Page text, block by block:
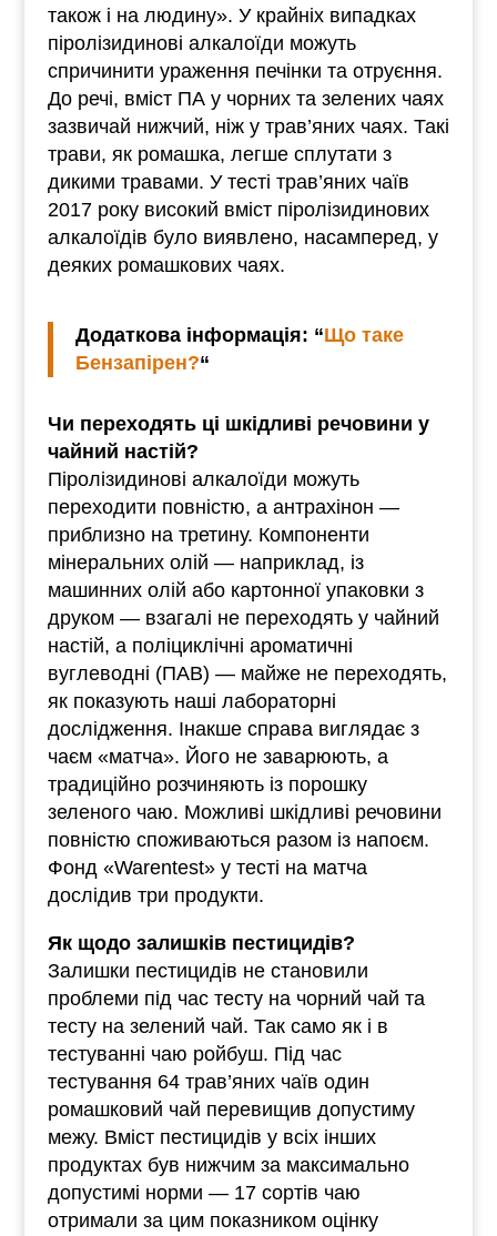
також і на людину». У крайніх випадках
піролізидинові алкалоїди можуть
спричинити ураження печінки та отруєння.
До речі, вміст ПА у чорних та зелених чаях
зазвичай нижчий, ніж у трав’яних чаях. Такі
трави, як ромашка, легше сплутати з
дикими травами. У тесті трав’яних чаїв
2017 року високий вміст піролізидинових
алкалоїдів було виявлено, насамперед, у
деяких ромашкових чаях.
Додаткова інформація: “Що таке
Бензапірен?“
Чи переходять ці шкідливі речовини у
чайний настій?
Піролізидинові алкалоїди можуть
переходити повністю, а антрахінон —
приблизно на третину. Компоненти
мінеральних олій — наприклад, із
машинних олій або картонної упаковки з
друком — взагалі не переходять у чайний
настій, а поліциклічні ароматичні
вуглеводні (ПАВ) — майже не переходять,
як показують наші лабораторні
дослідження. Інакше справа виглядає з
чаєм «матча». Його не заварюють, а
традиційно розчиняють із порошку
зеленого чаю. Можливі шкідливі речовини
повністю споживаються разом із напоєм.
Фонд «Warentest» у тесті на матча
дослідив три продукти.
Як щодо залишків пестицидів?
Залишки пестицидів не становили
проблеми під час тесту на чорний чай та
тесту на зелений чай. Так само як і в
тестуванні чаю ройбуш. Під час
тестування 64 трав’яних чаїв один
ромашковий чай перевищив допустиму
межу. Вміст пестицидів у всіх інших
продуктах був нижчим за максимально
допустимі норми — 17 сортів чаю
отримали за цим показником оцінку